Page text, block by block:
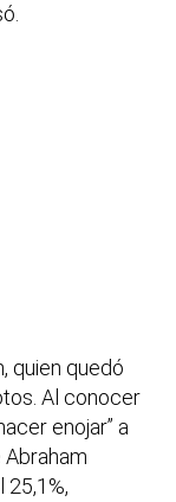
quien quedó
Al conocer
enojar” a